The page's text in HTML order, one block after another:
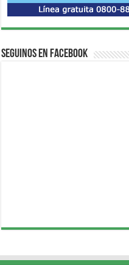
Seguinos en Facebook